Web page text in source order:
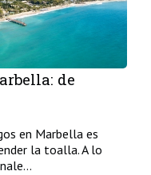
de
en Marbella es
la toalla. A lo